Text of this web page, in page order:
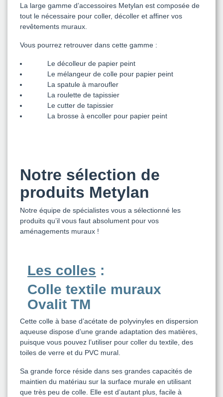
La large gamme d’accessoires Metylan est composée de
tout le nécessaire pour coller, décoller et affiner vos
revêtements muraux.
Vous pourrez retrouver dans cette gamme :
Le décolleur de papier peint
Le mélangeur de colle pour papier peint
La spatule à maroufler
La roulette de tapissier
Le cutter de tapissier
La brosse à encoller pour papier peint
Notre sélection de
produits Metylan
Notre équipe de spécialistes vous a sélectionné les
produits qu’il vous faut absolument pour vos
aménagements muraux !
Les colles :
Colle textile muraux
Ovalit TM
Cette colle à base d’acétate de polyvinyles en dispersion
aqueuse dispose d’une grande adaptation des matières,
puisque vous pouvez l’utiliser pour coller du textile, des
toiles de verre et du PVC mural.
Sa grande force réside dans ses grandes capacités de
maintien du matériau sur la surface murale en utilisant
que très peu de colle. Elle est d’autant plus, facile à